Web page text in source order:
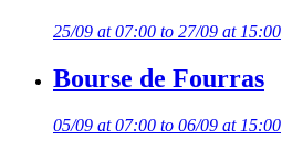
25/09 at 07:00 to 27/09 at 15:00
Bourse de Fourras
05/09 at 07:00 to 06/09 at 15:00